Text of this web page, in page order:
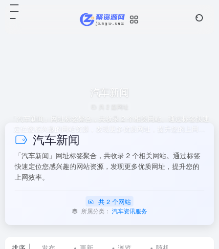
汽车新闻
「汽车新闻」网址标签聚合，共收录 2 个相关网站。通过标签快速
定位您感兴趣的网站资源，发现更多优质网址，提升您的上网效
汽车新闻
「汽车新闻」网址标签聚合，共收录 2 个相关网站。通过标签
快速定位您感兴趣的网站资源，发现更多优质网址，提升您的
上网效率。
共 2 个网站
所属分类： 汽车资讯服务